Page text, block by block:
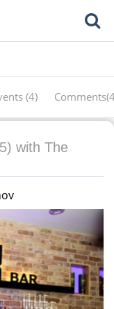
(4)
with The